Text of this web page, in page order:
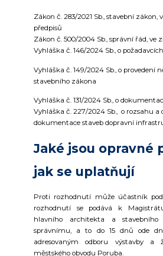
Zákon č. 283/2021 Sb., stavební zákon,
předpisů
Zákon č. 500/2004 Sb., správní řád, ve
Vyhláška č. 146/2024 Sb., o
Vyhláška č. 149/2024 Sb., o provedení
stavebního zákona
Vyhláška č. 131/2024 Sb., o
Vyhláška č. 227/2024 Sb., o rozsahu a
dokumentace staveb dopravní
Jaké jsou opravné
jak se uplatňují
Proti rozhodnutí může účastník
rozhodnutí se podává k
hlavního architekta a stavebního
správnímu, a to do 15 dnů ode
adresovaným odboru výstavby a
městského obvodu Poruba.